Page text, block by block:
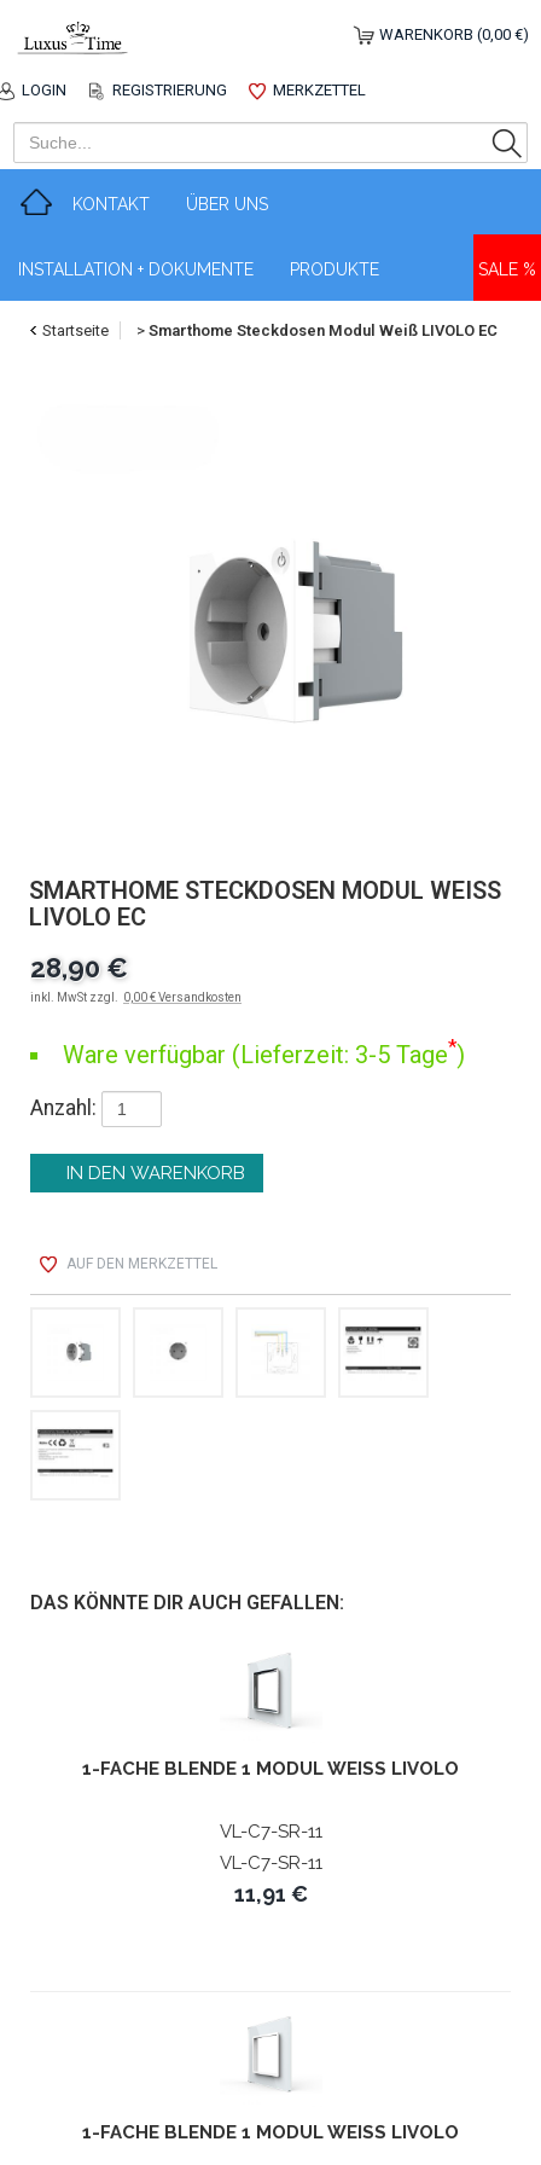
LOGIN REGISTRIERUNG MERKZETTEL
WARENKORB (0,00 €)
KONTAKT ÜBER UNS
INSTALLATION + DOKUMENTE PRODUKTE SALE %
Startseite > Smarthome Steckdosen Modul Weiß LIVOLO EC
SMARTHOME STECKDOSEN MODUL WEISS
LIVOLO EC
28,90 €
inkl. MwSt zzgl. 0,00 € Versandkosten
Ware verfügbar (Lieferzeit: 3-5 Tage*)
Anzahl:
AUF DEN MERKZETTEL
DAS KÖNNTE DIR AUCH GEFALLEN:
1-FACHE BLENDE 1 MODUL WEISS LIVOLO
VL-C7-SR-11
VL-C7-SR-11
11,91 €
1-FACHE BLENDE 1 MODUL WEISS LIVOLO